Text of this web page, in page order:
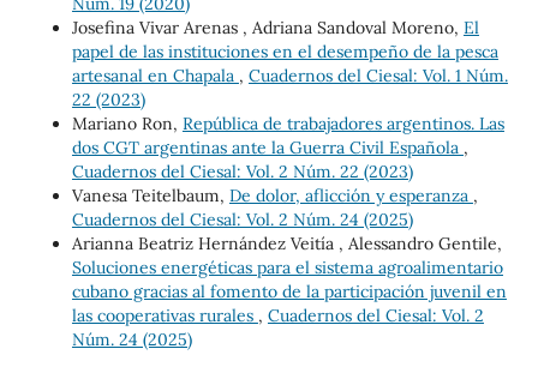
Josefina Vivar Arenas , Adriana Sandoval Moreno, El
papel de las instituciones en el desempeño de la pesca
artesanal en Chapala , Cuadernos del Ciesal: Vol. 1 Núm.
22 (2023)
Mariano Ron, República de trabajadores argentinos. Las
dos CGT argentinas ante la Guerra Civil Española ,
Cuadernos del Ciesal: Vol. 2 Núm. 22 (2023)
Vanesa Teitelbaum, De dolor, aflicción y esperanza ,
Cuadernos del Ciesal: Vol. 2 Núm. 24 (2025)
Arianna Beatriz Hernández Veitía , Alessandro Gentile,
Soluciones energéticas para el sistema agroalimentario
cubano gracias al fomento de la participación juvenil en
las cooperativas rurales , Cuadernos del Ciesal: Vol. 2
Núm. 24 (2025)